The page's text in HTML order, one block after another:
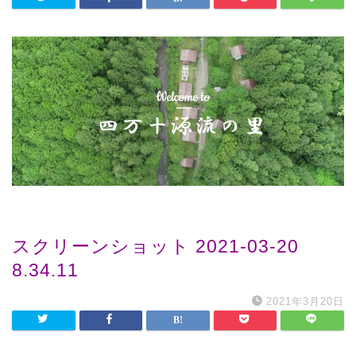
スクリーンショット 2021-03-20
8.34.11
2021年3月20日